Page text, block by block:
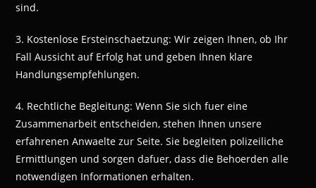
sind.
3. Kostenlose Ersteinschaetzung: Wir zeigen Ihnen, ob Ihr
Fall Aussicht auf Erfolg hat und geben Ihnen klare
Handlungsempfehlungen.
4. Rechtliche Begleitung: Wenn Sie sich fuer eine
Zusammenarbeit entscheiden, stehen Ihnen unsere
erfahrenen Anwaelte zur Seite. Sie begleiten polizeiliche
Ermittlungen und sorgen dafuer, dass die Behoerden alle
notwendigen Informationen erhalten.